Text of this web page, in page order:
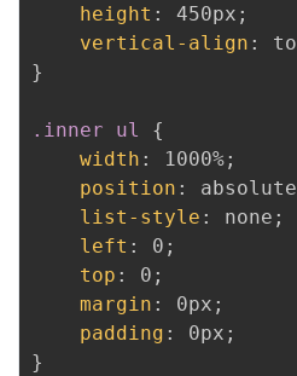
height : 450px ;
vertical-align :
}
.inner ul
{
width : 1000%;
position : absolute
list-style : none ;
left : 0 ;
top : 0 ;
margin : 0px ;
padding : 0px ;
}